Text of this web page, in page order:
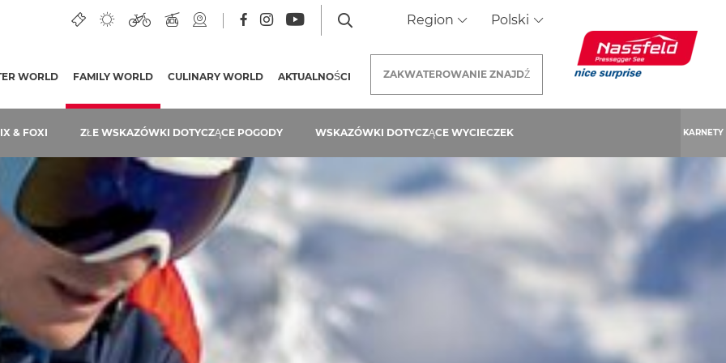
Region Polski
WORLD FAMILY WORLD (AKTUALNA STRONA)
& FOXI ZŁE WSKAZÓWKI DOTYCZĄCE POGODY WSKAZÓWKI DOTYCZĄCE WYCIECZEK KARNETY
CULINARY WORLD AKTUALNOŚCI ZAKWATEROWANIE ZNAJDŹ